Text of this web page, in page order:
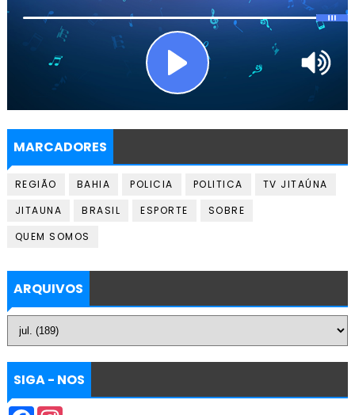
MARCADORES
REGIÃO BAHIA POLICIA POLITICA
TV JITAÚNA
JITAUNA
BRASIL ESPORTE
SOBRE
QUEM SOMOS
ARQUIVOS
SIGA - NOS